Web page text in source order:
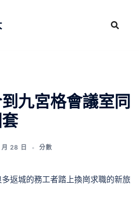
九宮格會議室同
28 日 分數
返城的務工者踏上換崗求職的新旅